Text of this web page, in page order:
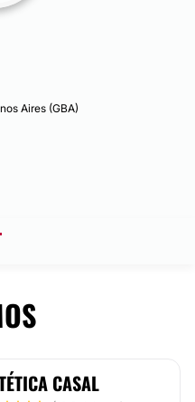
Aires (GBA)
CASAL